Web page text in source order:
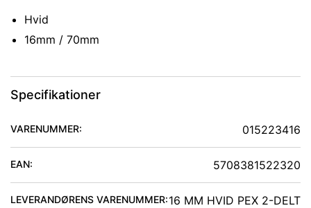
Hvid
16mm / 70mm
Specifikationer
VARENUMMER: 015223416
EAN: 5708381522320
LEVERANDØRENS VARENUMMER:16 MM HVID PEX 2-DELT